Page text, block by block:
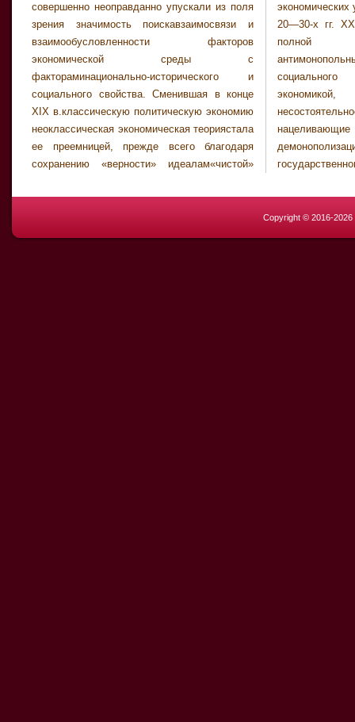
совершенно неоправданно упускали из поля
зрения значимость поискавзаимосвязи и
взаимообусловлен­ности факторов
экономической среды с
фактораминационально-исторического и
социального свойства. Сменившая в конце
XIX в.классическую политическую эконо­мию
неоклассическая экономическая теориястала
ее преемницей, прежде всего благодаря
сохранению «верности» идеалам«чистой»
экономических уче­ний— берет свое начало с
20—30-х гг. XX в., т.е. с тех пор, когда в
полной мереобозначили себя
антимонопольные концепции и идеи
социального контроля обществанад
экономикой, проливающие свет на
несостоятельность принципа laissez faire и
нацеливающие намногообразные меры
демонополизации хозяйства посредством
государственноговмешательства в
Copyright © 2016-